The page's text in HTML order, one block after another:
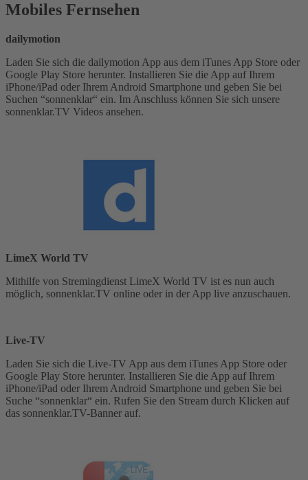
Mobiles Fernsehen
dailymotion
Laden Sie sich die dailymotion App aus dem iTunes App Store oder
Google Play Store herunter. Installieren Sie die App auf Ihrem
iPhone/iPad oder Ihrem Android Smartphone und geben Sie bei
Suchen “sonnenklar“ ein. Im Anschluss können Sie sich unsere
sonnenklar.TV Videos ansehen.
LimeX World TV
Mithilfe von Stremingdienst LimeX World TV ist es nun auch
möglich, sonnenklar.TV online oder in der App live anzuschauen.
Live-TV
Laden Sie sich die Live-TV App aus dem iTunes App Store oder
Google Play Store herunter. Installieren Sie die App auf Ihrem
iPhone/iPad oder Ihrem Android Smartphone und geben Sie bei
Suche “sonnenklar“ ein. Rufen Sie den Stream durch Klicken auf
das sonnenklar.TV-Banner auf.